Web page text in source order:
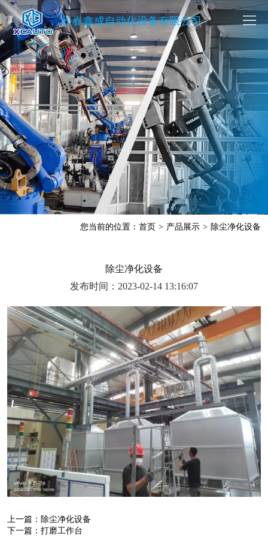
长春鑫成自动化设备有限公司
您当前的位置：首页 > 产品展示 > 除尘净化设备
除尘净化设备
发布时间：2023-02-14 13:16:07
上一篇： 除尘净化设备
下一篇： 打磨工作台